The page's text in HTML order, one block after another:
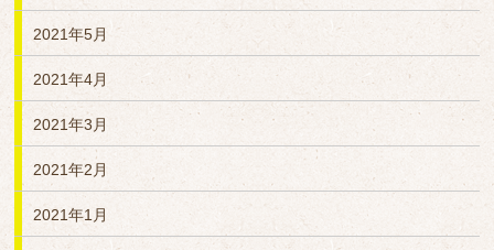
2021年5月
2021年4月
2021年3月
2021年2月
2021年1月